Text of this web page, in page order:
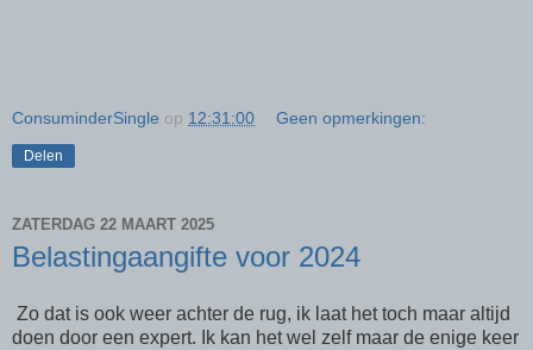
ConsuminderSingle op 12:31:00 Geen opmerkingen:
Delen
ZATERDAG 22 MAART 2025
Belastingaangifte voor 2024
Zo dat is ook weer achter de rug, ik laat het toch maar altijd
doen door een expert. Ik kan het wel zelf maar de enige keer